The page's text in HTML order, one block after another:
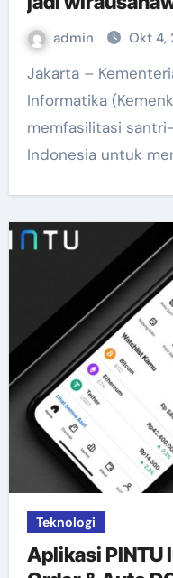
admin Okt 4,
Jakarta – Kementerian Komunikasi serta
Informatika
memfasilitasi
Indonesia untuk
Teknologi
Aplikasi